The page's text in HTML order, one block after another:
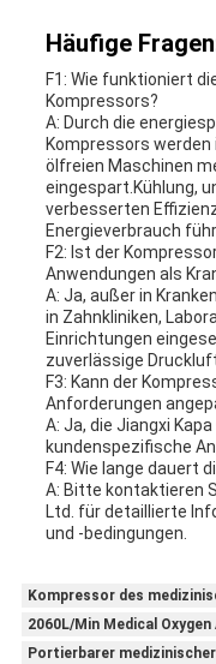
Häufige
F1: Wie funktioniert
Kompressors?
A: Durch die
Kompressors
ölfreien Maschinen
eingespart.Kühlung,
verbesserten
Energieverbrauch
F2: Ist der
Anwendungen als
A: Ja, außer in
in Zahnkliniken,
Einrichtungen
zuverlässige
F3: Kann der
Anforderungen
A: Ja, die Jiangxi
kundenspezifische
F4: Wie lange dauert
A: Bitte kontaktieren
Ltd. für detaillierte
und -bedingungen.
Kompressor des
2060L/Min Medical
Portierbarer